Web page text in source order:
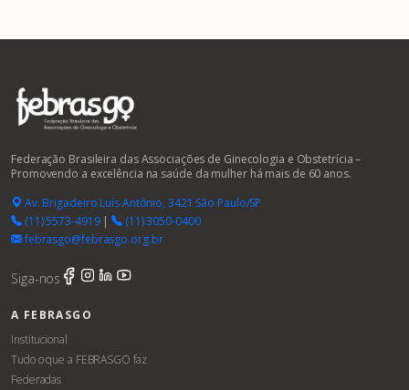
Federação Brasileira das Associações de Ginecologia e Obstetrícia –
Promovendo a excelência na saúde da mulher há mais de 60 anos.
Av. Brigadeiro Luís Antônio, 3421 São Paulo/SP
(11) 5573-4919|
(11) 3050-0400
febrasgo@febrasgo.org.br
Siga-nos
A FEBRASGO
Institucional
Tudo o que a FEBRASGO faz
Federadas